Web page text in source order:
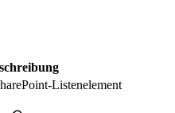
Listenelement